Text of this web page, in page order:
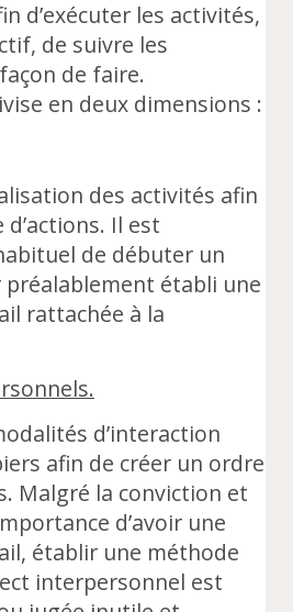
d’exécuter les activités,
de suivre les
de faire.
en deux dimensions :
des activités afin
Il est
de débuter un
établi une
rattachée à la
d’interaction
afin de créer un ordre
Malgré la conviction et
d’avoir une
établir une méthode
interpersonnel est